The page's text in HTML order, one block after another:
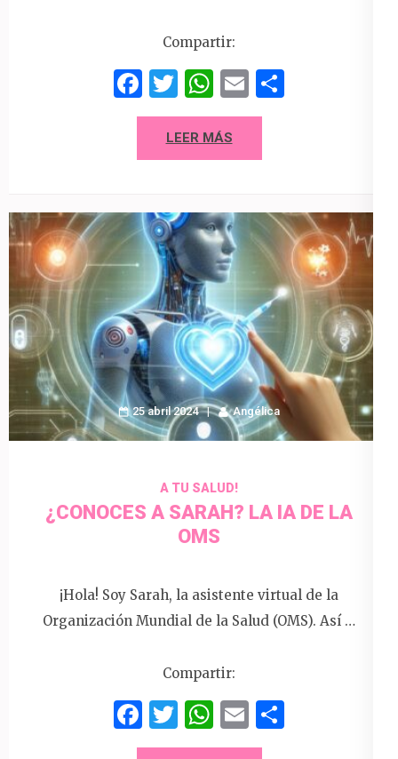
Compartir:
Facebook
Twitter
WhatsApp
Email
LEER MÁS
25 abril 2024 Angélica
A TU SALUD!
¿CONOCES A SARAH? LA IA DE LA
OMS
¡Hola! Soy Sarah, la asistente virtual de la
Organización Mundial de la Salud (OMS). Así …
Compartir:
Facebook
Twitter
WhatsApp
Email